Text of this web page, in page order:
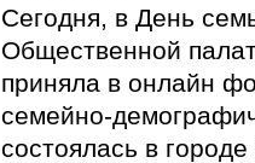
Сегодня, в День
Общественной
приняла в онлайн
семейно-
состоялась в